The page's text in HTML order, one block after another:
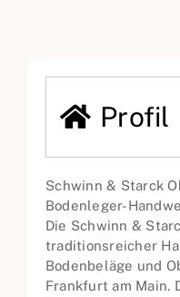
Profil
Schwinn & Starck
Bodenleger-
Die Schwinn &
traditionsreicher
Bodenbeläge und
Frankfurt am Main.